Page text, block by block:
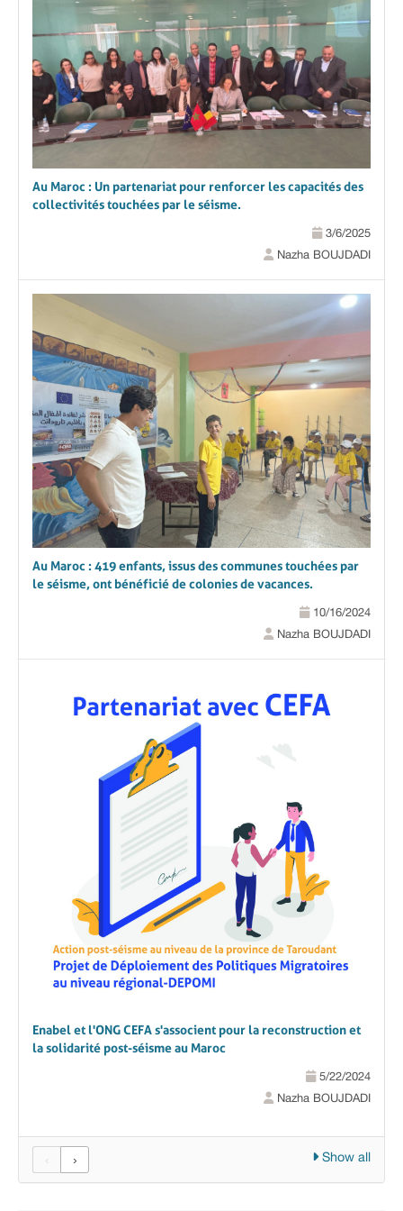
Au Maroc : Un partenariat pour renforcer les capacités des
collectivités touchées par le séisme.
3/6/2025
Nazha BOUJDADI
Au Maroc : 419 enfants, issus des communes touchées par
le séisme, ont bénéficié de colonies de vacances.
10/16/2024
Nazha BOUJDADI
Enabel et l'ONG CEFA s'associent pour la reconstruction et
la solidarité post-séisme au Maroc
5/22/2024
Nazha BOUJDADI
Show all
‹ ›